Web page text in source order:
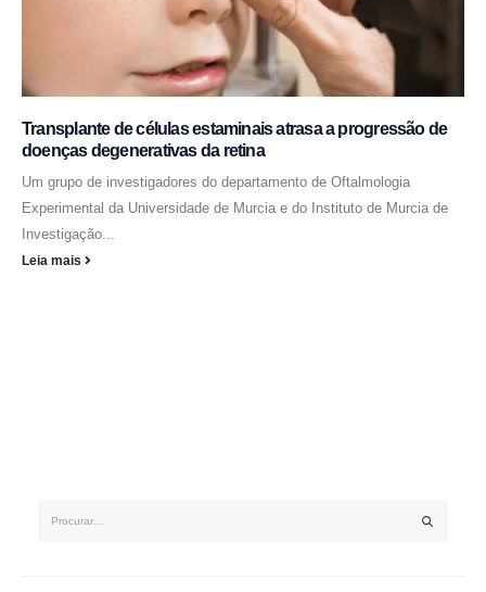
Transplante de células estaminais atrasa a progressão de
doenças degenerativas da retina
Um grupo de investigadores do departamento de Oftalmologia
Experimental da Universidade de Murcia e do Instituto de Murcia de
Investigação...
Leia mais